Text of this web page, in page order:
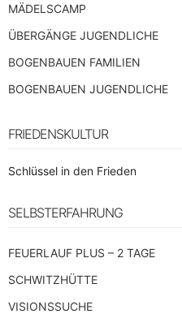
MÄDELSCAMP
ÜBERGÄNGE JUGENDLICHE
BOGENBAUEN FAMILIEN
BOGENBAUEN JUGENDLICHE
FRIEDENSKULTUR
Schlüssel in den Frieden
SELBSTERFAHRUNG
FEUERLAUF PLUS – 2 TAGE
SCHWITZHÜTTE
VISIONSSUCHE